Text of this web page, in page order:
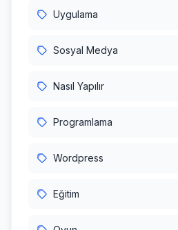
Uygulama
Sosyal Medya
Nasıl Yapılır
Programlama
Wordpress
Eğitim